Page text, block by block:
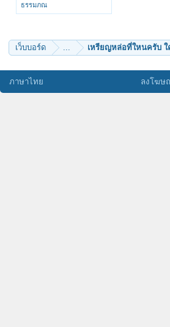
ธรรมภณ
เว็บบอร์ด ... เหรียญหล่อที่ใหนครับ ใ
ภาษาไทย ลงโฆษ